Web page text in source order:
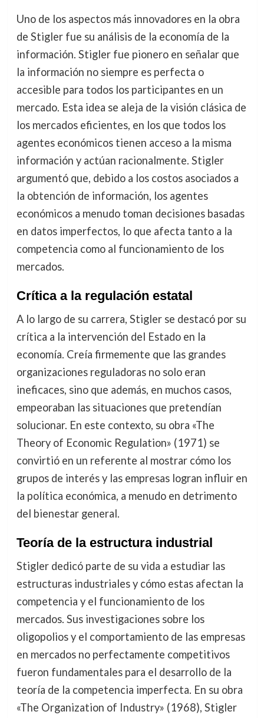
Uno de los aspectos más innovadores en la obra
de Stigler fue su análisis de la economía de la
información. Stigler fue pionero en señalar que
la información no siempre es perfecta o
accesible para todos los participantes en un
mercado. Esta idea se aleja de la visión clásica de
los mercados eficientes, en los que todos los
agentes económicos tienen acceso a la misma
información y actúan racionalmente. Stigler
argumentó que, debido a los costos asociados a
la obtención de información, los agentes
económicos a menudo toman decisiones basadas
en datos imperfectos, lo que afecta tanto a la
competencia como al funcionamiento de los
mercados.
Crítica a la regulación estatal
A lo largo de su carrera, Stigler se destacó por su
crítica a la intervención del Estado en la
economía. Creía firmemente que las grandes
organizaciones reguladoras no solo eran
ineficaces, sino que además, en muchos casos,
empeoraban las situaciones que pretendían
solucionar. En este contexto, su obra «The
Theory of Economic Regulation» (1971) se
convirtió en un referente al mostrar cómo los
grupos de interés y las empresas logran influir en
la política económica, a menudo en detrimento
del bienestar general.
Teoría de la estructura industrial
Stigler dedicó parte de su vida a estudiar las
estructuras industriales y cómo estas afectan la
competencia y el funcionamiento de los
mercados. Sus investigaciones sobre los
oligopolios y el comportamiento de las empresas
en mercados no perfectamente competitivos
fueron fundamentales para el desarrollo de la
teoría de la competencia imperfecta. En su obra
«The Organization of Industry» (1968), Stigler